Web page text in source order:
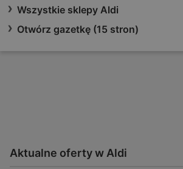
Wszystkie sklepy Aldi
Otwórz gazetkę (15 stron)
Aktualne oferty w Aldi